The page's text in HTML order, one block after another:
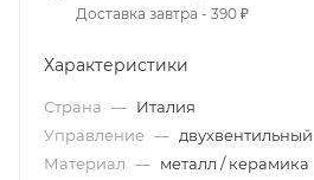
Доставка завтра - 390 ₽
Характеристики
Страна — Италия
Управление — двухвентильный
Материал — металл / керамика